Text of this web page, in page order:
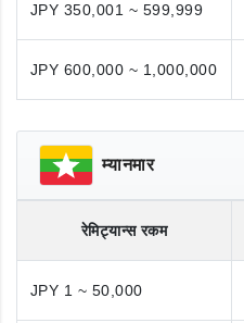
JPY 350,001 ~ 599,999
JPY 600,000 ~ 1,000,000
म्यानमार
रेमिट्यान्स रकम
JPY 1 ~ 50,000